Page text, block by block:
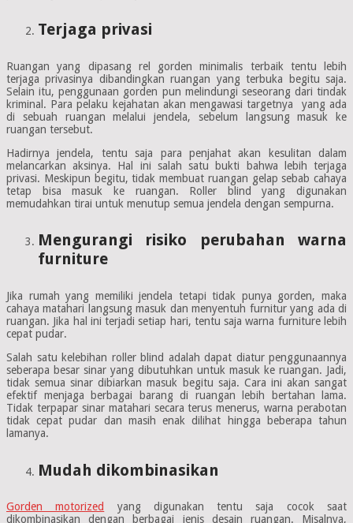
Terjaga privasi
Ruangan yang dipasang rel gorden minimalis terbaik tentu lebih
terjaga privasinya dibandingkan ruangan yang terbuka begitu saja.
Selain itu, penggunaan gorden pun melindungi seseorang dari tindak
kriminal. Para pelaku kejahatan akan mengawasi targetnya yang ada
di sebuah ruangan melalui jendela, sebelum langsung masuk ke
ruangan tersebut.
Hadirnya jendela, tentu saja para penjahat akan kesulitan dalam
melancarkan aksinya. Hal ini salah satu bukti bahwa lebih terjaga
privasi. Meskipun begitu, tidak membuat ruangan gelap sebab cahaya
tetap bisa masuk ke ruangan. Roller blind yang digunakan
memudahkan tirai untuk menutup semua jendela dengan sempurna.
Mengurangi risiko perubahan warna
furniture
Jika rumah yang memiliki jendela tetapi tidak punya gorden, maka
cahaya matahari langsung masuk dan menyentuh furnitur yang ada di
ruangan. Jika hal ini terjadi setiap hari, tentu saja warna furniture lebih
cepat pudar.
Salah satu kelebihan roller blind adalah dapat diatur penggunaannya
seberapa besar sinar yang dibutuhkan untuk masuk ke ruangan. Jadi,
tidak semua sinar dibiarkan masuk begitu saja. Cara ini akan sangat
efektif menjaga berbagai barang di ruangan lebih bertahan lama.
Tidak terpapar sinar matahari secara terus menerus, warna perabotan
tidak cepat pudar dan masih enak dilihat hingga beberapa tahun
lamanya.
Mudah dikombinasikan
Gorden motorized
yang digunakan tentu saja cocok saat
dikombinasikan dengan berbagai jenis desain ruangan. Misalnya,